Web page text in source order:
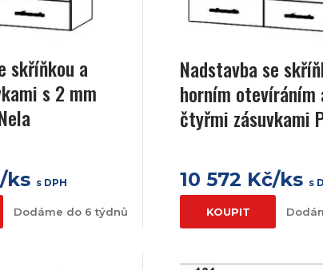
skříňkou a
s 2 mm
ks s DPH
Dodáme do 6 týdnů
Nadstavba se
horním otevíráním
čtyřmi zásuvkami
10 572 Kč/ks s
KOUPIT